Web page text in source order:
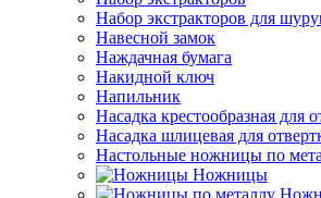
Набор экстракторов для
Навесной замок
Наждачная бумага
Накидной ключ
Напильник
Насадка крестообразная для
Насадка шлицевая для
Настольные ножницы по
Ножницы